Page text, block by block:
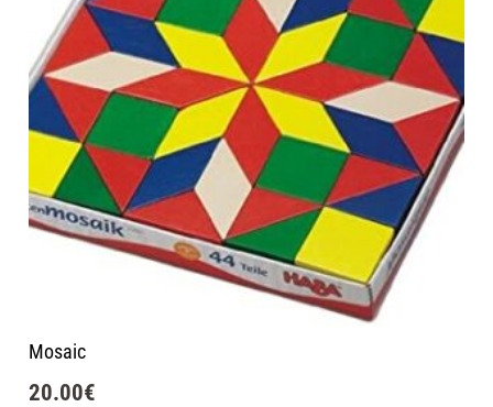
Mosaic
20.00€